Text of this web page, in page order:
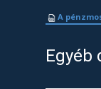
A
Egyéb